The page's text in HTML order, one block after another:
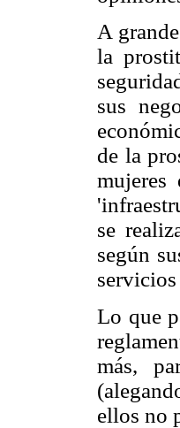
A
la
sus
de la
se
según
Lo que
más,
ellos no